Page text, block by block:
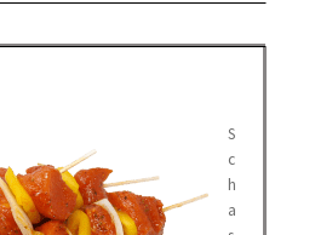
S
c
h
a